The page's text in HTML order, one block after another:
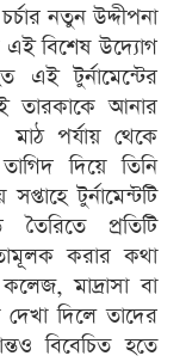
নতুন উদ্দীপনা
এই বিশেষ উদ্যোগ
এই টুর্নামেন্টের
তারকাকে আনার
মাঠ পর্যায় থেকে
দিয়ে তিনি
টুর্নামেন্টটি
তৈরিতে প্রতিটি
করার কথা
মাদ্রাসা বা
দেখা দিলে তাদের
বিবেচিত হতে